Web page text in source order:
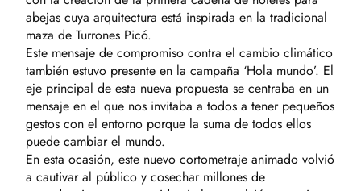
abejas cuya arquitectura está inspirada en la tradicional
maza de Turrones Picó.
Este mensaje de compromiso contra el cambio climático
también estuvo presente en la campaña ‘Hola mundo’. El
eje principal de esta nueva propuesta se centraba en un
mensaje en el que nos invitaba a todos a tener pequeños
gestos con el entorno porque la suma de todos ellos
puede cambiar el mundo.
En esta ocasión, este nuevo cortometraje animado volvió
a cautivar al público y cosechar millones de